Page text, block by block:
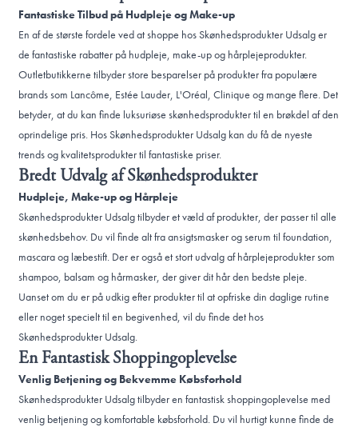
Fantastiske Tilbud på Hudpleje og Make-up
En af de største fordele ved at shoppe hos Skønhedsprodukter Udsalg er
de fantastiske rabatter på hudpleje, make-up og hårplejeprodukter.
Outletbutikkerne tilbyder store besparelser på produkter fra populære
brands som Lancôme, Estée Lauder, L'Oréal, Clinique og mange flere. Det
betyder, at du kan finde luksuriøse skønhedsprodukter til en brøkdel af den
oprindelige pris. Hos Skønhedsprodukter Udsalg kan du få de nyeste
trends og kvalitetsprodukter til fantastiske priser.
Bredt Udvalg af Skønhedsprodukter
Hudpleje, Make-up og Hårpleje
Skønhedsprodukter Udsalg tilbyder et væld af produkter, der passer til alle
skønhedsbehov. Du vil finde alt fra ansigtsmasker og serum til foundation,
mascara og læbestift. Der er også et stort udvalg af hårplejeprodukter som
shampoo, balsam og hårmasker, der giver dit hår den bedste pleje.
Uanset om du er på udkig efter produkter til at opfriske din daglige rutine
eller noget specielt til en begivenhed, vil du finde det hos
Skønhedsprodukter Udsalg.
En Fantastisk Shoppingoplevelse
Venlig Betjening og Bekvemme Købsforhold
Skønhedsprodukter Udsalg tilbyder en fantastisk shoppingoplevelse med
venlig betjening og komfortable købsforhold. Du vil hurtigt kunne finde de